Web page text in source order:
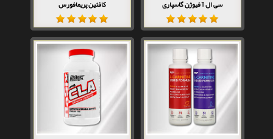
سی ال آ فیوژن گاسپاری کافئین پریمافورس